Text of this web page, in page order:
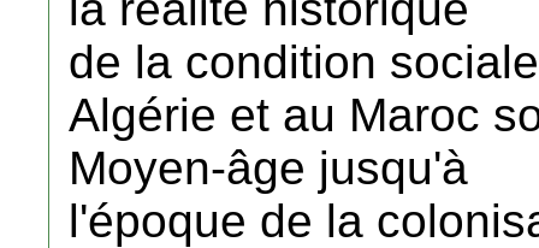
de la condition
Algérie et au Maroc
Moyen-âge jusqu'à
l'époque de la